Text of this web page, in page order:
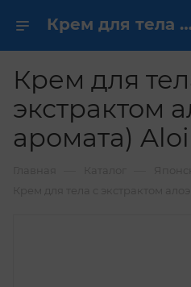
Крем для тела с экстрактом алоэ (без аромата) Aloins 185 г купить по выгодной цене в интернет магазине
Крем для
экстрактом
аромата)